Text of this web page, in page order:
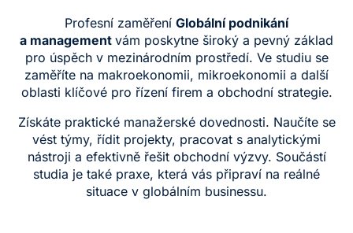
Profesní zaměření Globální podnikání
a management vám poskytne široký a pevný základ
pro úspěch v mezinárodním prostředí. Ve studiu se
zaměříte na makroekonomii, mikroekonomii a další
oblasti klíčové pro řízení firem a obchodní strategie.
Získáte praktické manažerské dovednosti. Naučíte se
vést týmy, řídit projekty, pracovat s analytickými
nástroji a efektivně řešit obchodní výzvy. Součástí
studia je také praxe, která vás připraví na reálné
situace v globálním businessu.